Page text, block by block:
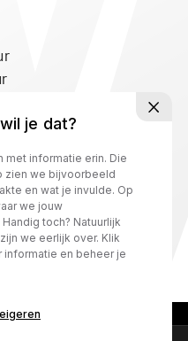
je dat?
informatie erin. Die
zien we bijvoorbeeld
en wat je invulde. Op
we jouw
toch? Natuurlijk
we eerlijk over. Klik
informatie en beheer je